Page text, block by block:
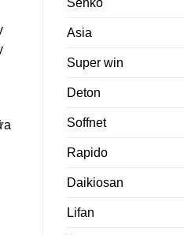
Senko
Asia
Super win
Deton
Soffnet
Rapido
Daikiosan
Lifan